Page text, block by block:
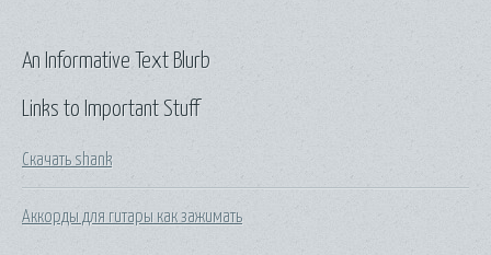
Links to Important Stuff
Скачать shank
Аккорды для гитары как зажимать
An Informative Text Blurb